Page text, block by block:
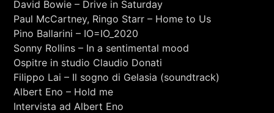
FABRIZIO FALCIONI
Touré Kunda - Utamada - LIVE
David Bowie – Drive in Saturday
Paul McCartney, Ringo Starr – Home to Us
Pino Ballarini – IO=IO_2020
Sonny Rollins – In a sentimental mood
Ospitre in studio Claudio Donati
Filippo Lai – Il sogno di Gelasia (soundtrack)
Albert Eno – Hold me
Intervista ad Albert Eno